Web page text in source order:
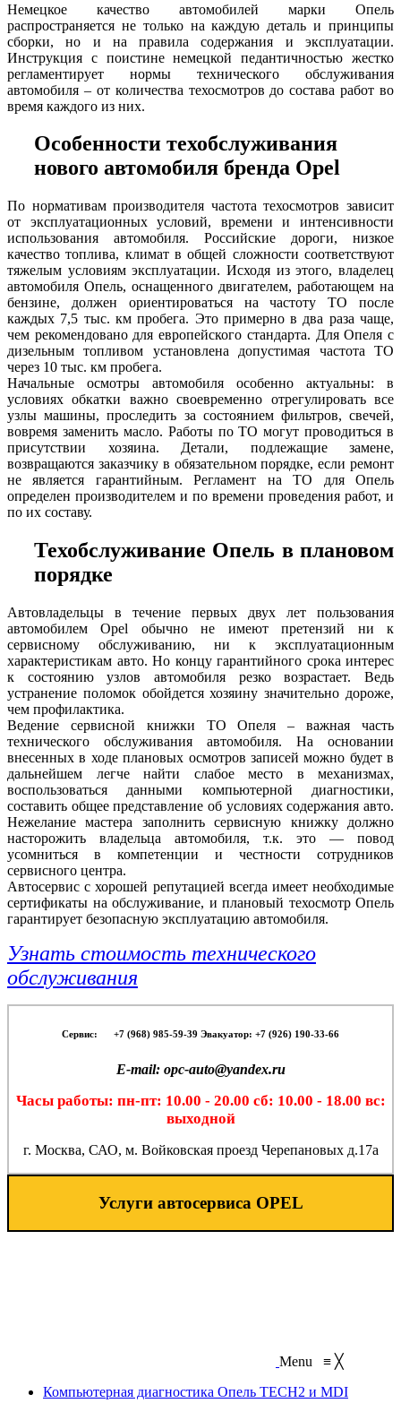
Немецкое качество автомобилей марки Опель
распространяется не только на каждую деталь и принципы
сборки, но и на правила содержания и эксплуатации.
Инструкция с поистине немецкой педантичностью жестко
регламентирует нормы технического обслуживания
автомобиля – от количества техосмотров до состава работ во
время каждого из них.
Особенности техобслуживания
нового автомобиля бренда Opel
По нормативам производителя частота техосмотров зависит
от эксплуатационных условий, времени и интенсивности
использования автомобиля. Российские дороги, низкое
качество топлива, климат в общей сложности соответствуют
тяжелым условиям эксплуатации. Исходя из этого, владелец
автомобиля Опель, оснащенного двигателем, работающем на
бензине, должен ориентироваться на частоту ТО после
каждых 7,5 тыс. км пробега. Это примерно в два раза чаще,
чем рекомендовано для европейского стандарта. Для Опеля с
дизельным топливом установлена допустимая частота ТО
через 10 тыс. км пробега.
Начальные осмотры автомобиля особенно актуальны: в
условиях обкатки важно своевременно отрегулировать все
узлы машины, проследить за состоянием фильтров, свечей,
вовремя заменить масло. Работы по ТО могут проводиться в
присутствии хозяина. Детали, подлежащие замене,
возвращаются заказчику в обязательном порядке, если ремонт
не является гарантийным. Регламент на ТО для Опель
определен производителем и по времени проведения работ, и
по их составу.
Техобслуживание Опель в плановом
порядке
Автовладельцы в течение первых двух лет пользования
автомобилем Opel обычно не имеют претензий ни к
сервисному обслуживанию, ни к эксплуатационным
характеристикам авто. Но концу гарантийного срока интерес
к состоянию узлов автомобиля резко возрастает. Ведь
устранение поломок обойдется хозяину значительно дороже,
чем профилактика.
Ведение сервисной книжки ТО Опеля – важная часть
технического обслуживания автомобиля. На основании
внесенных в ходе плановых осмотров записей можно будет в
дальнейшем легче найти слабое место в механизмах,
воспользоваться данными компьютерной диагностики,
составить общее представление об условиях содержания авто.
Нежелание мастера заполнить сервисную книжку должно
насторожить владельца автомобиля, т.к. это — повод
усомниться в компетенции и честности сотрудников
сервисного центра.
Автосервис с хорошей репутацией всегда имеет необходимые
сертификаты на обслуживание, и плановый техосмотр Опель
гарантирует безопасную эксплуатацию автомобиля.
Узнать стоимость технического
обслуживания
Сервис: +7 (968) 985-59-39 Эвакуатор: +7 (926) 190-33-66
E-mail: opc-auto@yandex.ru
Часы работы: пн-пт: 10.00 - 20.00 сб: 10.00 - 18.00 вс:
выходной
г. Москва, САО, м. Войковская проезд Черепановых д.17а
Услуги автосервиса OPEL
Menu ≡ ╳
Компьютерная диагностика Опель TECH2 и MDI